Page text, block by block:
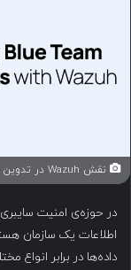
نقش Wazuh در تدوین Playbook های مؤثر برای Blue Team
داده‌ها در برابر انواع